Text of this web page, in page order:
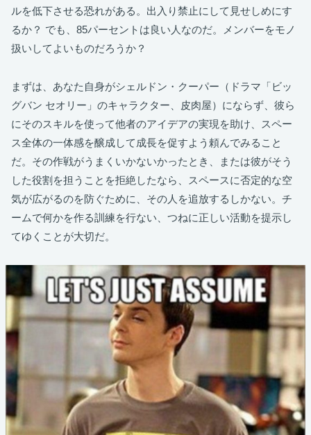
ルを低下させる恐れがある。出入り禁止にして見せしめにす
るか？ でも、85パーセントは良い人なのだ。メンバーをモノ
扱いしてよいものだろうか？
まずは、あなた自身がシェルドン・クーパー（ドラマ「ビッ
グバン セオリー」のキャラクター、皮肉屋）にならず、彼ら
にそのスキルを使って他者のアイデアの実現を助け、スペー
ス全体の一体感を醸成して成長を促すよう頼んでみること
だ。その作戦がうまくいかないかったとき、または彼がそう
した役割を担うことを拒絶したなら、スペースに否定的な空
気が広がるのを防ぐために、その人を追放するしかない。チ
ームで何かを作る訓練を行ない、つねに正しい活動を提示し
てゆくことが大切だ。